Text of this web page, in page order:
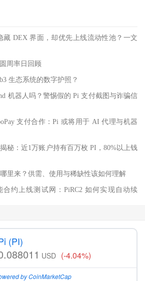
藏 DEX 界面，却优先上线流动性池？一文
周率日回顾
生态系统的数字护照？
机器人吗？警惕假的 Pi 支付截图与诈骗信
支付合作：Pi 或将用于 AI 代理与机器
秘：近1万账户持有百万枚 PI，80%以上钱
里来？供需、使用与稀缺性该如何理解
合约上线测试网：PiRC2 如何实现自动续
(PI)
USD (-4.04%)
by CoinMarketCap